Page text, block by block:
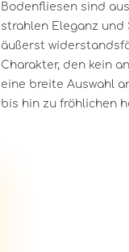
Bodenfliesen sind
strahlen Eleganz
äußerst
Charakter, den kein
eine breite Auswahl
bis hin zu fröhlichen